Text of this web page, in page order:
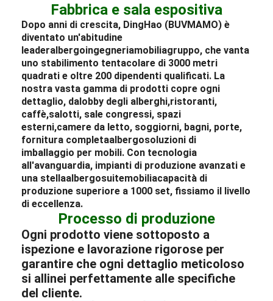
Fabbrica e sala espositiva
Dopo anni di crescita, DingHao (BUVMAMO) è
diventato un'abitudine
leaderalbergoingegneriamobiliagruppo, che vanta
uno stabilimento tentacolare di 3000 metri
quadrati e oltre 200 dipendenti qualificati. La
nostra vasta gamma di prodotti copre ogni
dettaglio, dalobby degli alberghi,ristoranti,
caffè,salotti, sale congressi, spazi
esterni,camere da letto, soggiorni, bagni, porte,
fornitura completaalbergosoluzioni di
imballaggio per mobili. Con tecnologia
all'avanguardia, impianti di produzione avanzati e
una stellaalbergosuitemobiliacapacità di
produzione superiore a 1000 set, fissiamo il livello
di eccellenza.
Processo di produzione
Ogni prodotto viene sottoposto a
ispezione e lavorazione rigorose per
garantire che ogni dettaglio meticoloso
si allinei perfettamente alle specifiche
del cliente.